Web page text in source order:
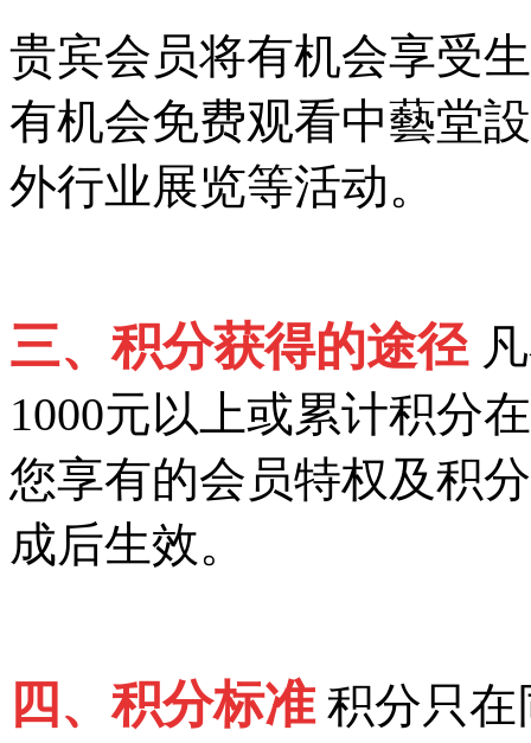
贵宾会员将有机会享受
有机会免费观看中藝堂
外行业展览等活动。
三、积分获得的途径
1000元以上或累计积分
您享有的会员特权及积
成后生效。
四、积分标准 积分只在